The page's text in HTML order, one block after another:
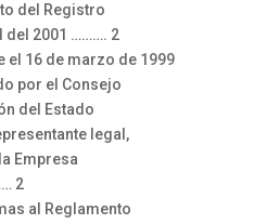
del Registro
del 2001 ………. 2
el 16 de marzo de 1999
por el Consejo
del Estado
legal,
Empresa
2
al Reglamento